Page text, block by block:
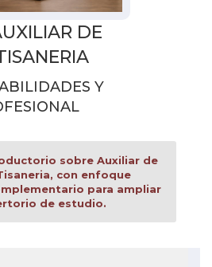
DE
Y
sobre Auxiliar de
con enfoque
para ampliar
de estudio.